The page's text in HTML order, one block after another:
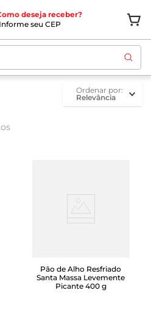
deseja receber?
Informe seu CEP
ordenar por
Relevância
Pão de Alho Resfriado
Santa Massa Levemente
Picante 400 g